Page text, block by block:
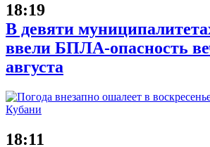
18:19
В девяти
ввели БПЛА-опасность
августа
18:11